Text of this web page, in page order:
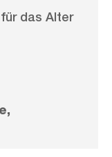
das Alter